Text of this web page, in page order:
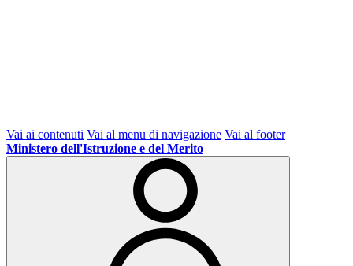
Vai ai contenuti Vai al menu di navigazione Vai al footer
Ministero dell'Istruzione e del Merito